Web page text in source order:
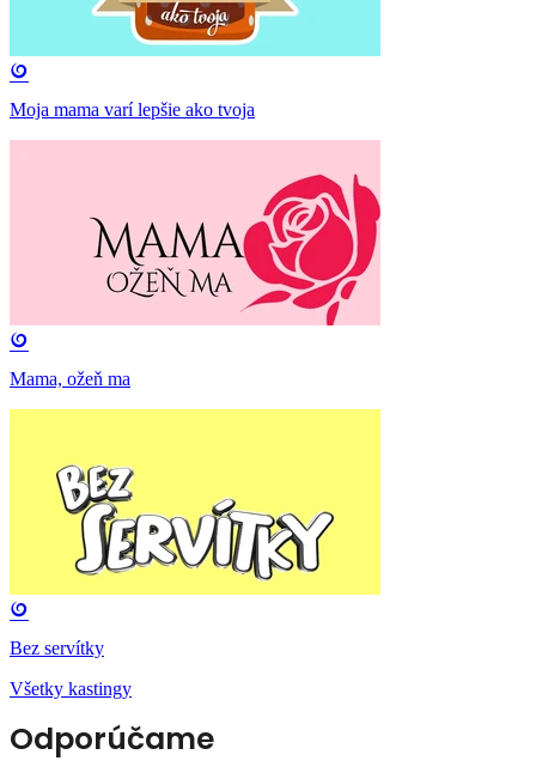
Moja mama varí lepšie ako tvoja
Mama, ožeň ma
Bez servítky
Všetky kastingy
Odporúčame